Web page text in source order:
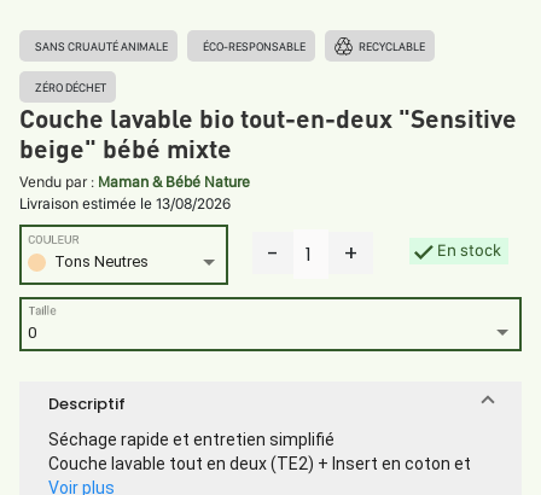
SANS CRUAUTÉ ANIMALE ÉCO-RESPONSABLE RECYCLABLE
ZÉRO DÉCHET
Couche lavable bio tout-en-deux "Sensitive
beige" bébé mixte
Vendu par : Maman & Bébé Nature
Livraison estimée le 13/08/2026
Tons Neutres
COULEUR - 1 + En stock
0
Taille
Descriptif
Séchage rapide et entretien simplifié
Couche lavable tout en deux (TE2) + Insert en coton et
Voir plus